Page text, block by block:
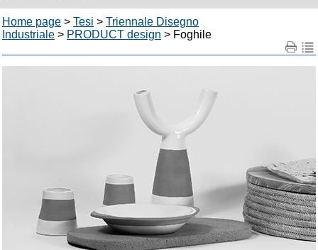
Home page > Tesi > Triennale Disegno
Industriale > PRODUCT design > Foghile